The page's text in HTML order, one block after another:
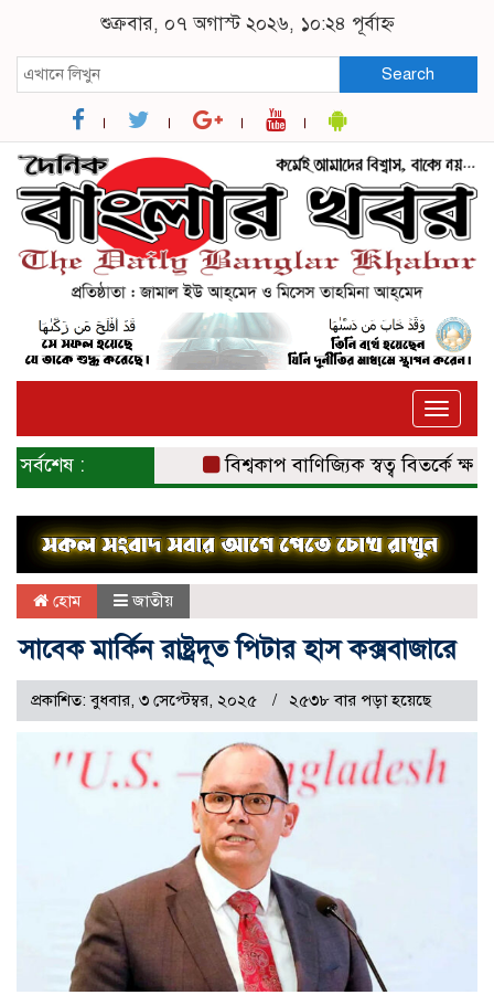
শুক্রবার, ০৭ অগাস্ট ২০২৬, ১০:২৪ পূর্বাহ্ন
Search
Toggle
সর্বশেষ : বিশ্বকাপ বাণিজ্যিক স্বত্ব বিতর্কে ক্ষমা
হোম জাতীয়
সাবেক মার্কিন রাষ্ট্রদূত পিটার হাস কক্সবাজারে
প্রকাশিত: বুধবার, ৩ সেপ্টেম্বর, ২০২৫ ২৫৩৮ বার পড়া হয়েছে